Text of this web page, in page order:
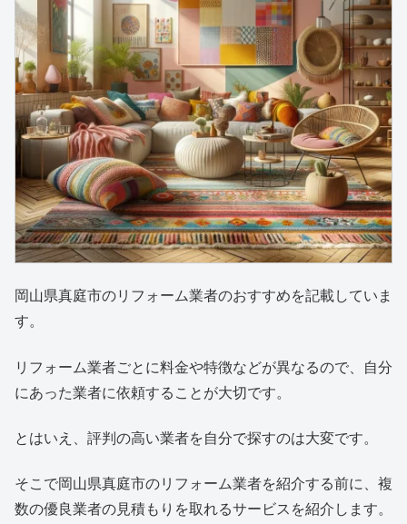
岡山県真庭市のリフォーム業者のおすすめを記載していま
す。
リフォーム業者ごとに料金や特徴などが異なるので、自分
にあった業者に依頼することが大切です。
とはいえ、評判の高い業者を自分で探すのは大変です。
そこで岡山県真庭市のリフォーム業者を紹介する前に、複
数の優良業者の見積もりを取れるサービスを紹介します。